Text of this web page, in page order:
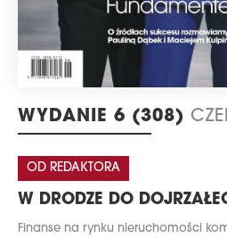
WYDANIE 6 (308)
OD REDAKTORA
W DRODZE DO
Finanse na rynku nieruchomości